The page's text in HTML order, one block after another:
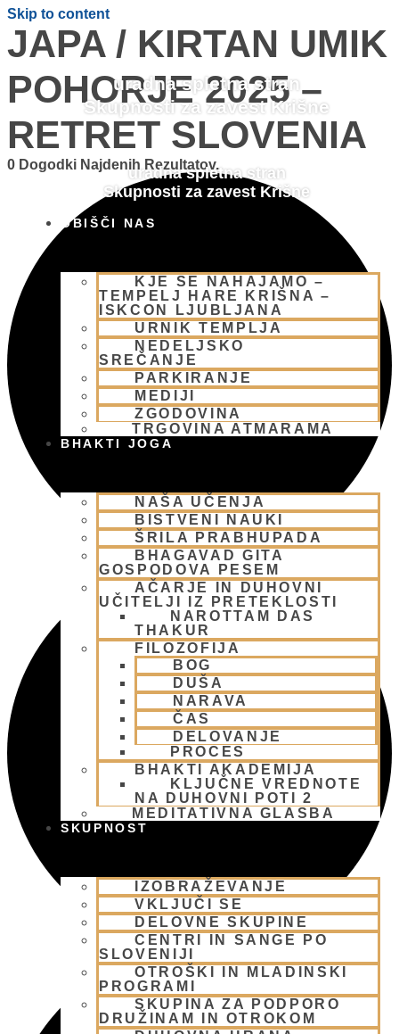
Skip to content
uradna spletna stran
Skupnosti za zavest Krišne
uradna spletna stran
Skupnosti za zavest Krišne
OBIŠČI NAS
KJE SE NAHAJAMO –
TEMPELJ HARE KRIŠNA –
ISKCON LJUBLJANA
URNIK TEMPLJA
NEDELJSKO
SREČANJE
PARKIRANJE
MEDIJI
ZGODOVINA
TRGOVINA ATMARAMA
BHAKTI JOGA
NAŠA UČENJA
BISTVENI NAUKI
ŠRILA PRABHUPADA
BHAGAVAD GITA
GOSPODOVA PESEM
AČARJE IN DUHOVNI
UČITELJI IZ PRETEKLOSTI
NAROTTAM DAS
THAKUR
FILOZOFIJA
BOG
DUŠA
NARAVA
ČAS
DELOVANJE
PROCES
BHAKTI AKADEMIJA
KLJUČNE VREDNOTE
NA DUHOVNI POTI 2
MEDITATIVNA GLASBA
SKUPNOST
IZOBRAŽEVANJE
VKLJUČI SE
DELOVNE SKUPINE
CENTRI IN SANGE PO
SLOVENIJI
OTROŠKI IN MLADINSKI
PROGRAMI
SKUPINA ZA PODPORO
DRUŽINAM IN OTROKOM
JAPA / KIRTAN UMIK
POHORJE 2025 –
RETRET SLOVENIA
0 Dogodki Najdenih Rezultatov.